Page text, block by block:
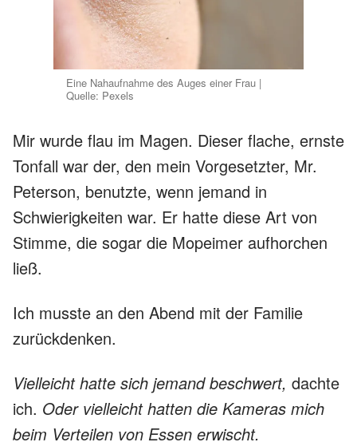
Eine Nahaufnahme des Auges einer Frau |
Quelle: Pexels
Mir wurde flau im Magen. Dieser flache, ernste
Tonfall war der, den mein Vorgesetzter, Mr.
Peterson, benutzte, wenn jemand in
Schwierigkeiten war. Er hatte diese Art von
Stimme, die sogar die Mopeimer aufhorchen
ließ.
Ich musste an den Abend mit der Familie
zurückdenken.
Vielleicht hatte sich jemand beschwert, dachte
ich. Oder vielleicht hatten die Kameras mich
beim Verteilen von Essen erwischt.